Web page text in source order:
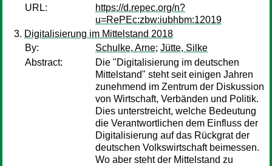
URL:
https://d.repec.org/n?
u=RePEc:zbw:iubhbm:12019
Digitalisierung im Mittelstand 2018
By:
Schulke, Arne; Jütte, Silke
Abstract:
Die "Digitalisierung im deutschen
Mittelstand" steht seit einigen Jahren
zunehmend im Zentrum der Diskussion
von Wirtschaft, Verbänden und Politik.
Dies unterstreicht, welche Bedeutung
die Verantwortlichen dem Einfluss der
Digitalisierung auf das Rückgrat der
deutschen Volkswirtschaft beimessen.
Wo aber steht der Mittelstand zu